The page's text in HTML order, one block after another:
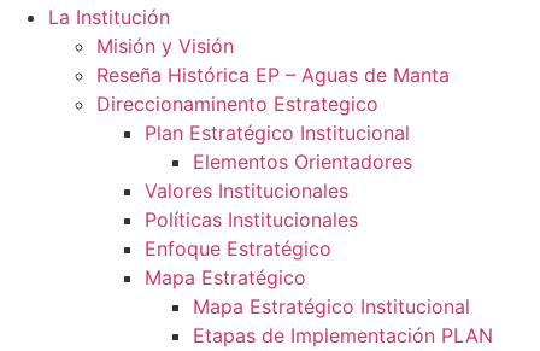
La Institución
Misión y Visión
Reseña Histórica EP – Aguas de Manta
Direccionaminento Estrategico
Plan Estratégico Institucional
Elementos Orientadores
Valores Institucionales
Políticas Institucionales
Enfoque Estratégico
Mapa Estratégico
Mapa Estratégico Institucional
Etapas de Implementación PLAN